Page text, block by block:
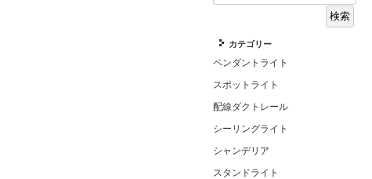
カテゴリー
ペンダントライト
スポットライト
配線ダクトレール
シーリングライト
シャンデリア
スタンドライト